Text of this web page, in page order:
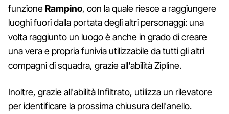
funzioneRampino, con la quale riesce a raggiungere
luoghi fuori dalla portata degli altri personaggi: una
volta raggiunto un luogo è anche in grado di creare
una vera e propria funivia utilizzabile da tutti gli altri
compagni di squadra, grazie all'abilità Zipline.
Inoltre, grazie all'abilità Infiltrato, utilizza un rilevatore
per identificare la prossima chiusura dell'anello.